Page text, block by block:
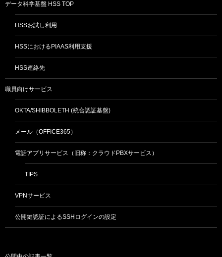
データ科学基盤 HSS TOP
HSSお試し利用
HSSにおけるPIAAS利用支援
HSS連絡先
職員向けサービス
OKTA/SHIBBOLETH (統合認証基盤)
メール（OFFICE365）
電話アプリサービス（旧称：クラウドPBXサービス）
TIPS
VPNサービス
公開鍵認証によるSSHログインの設定